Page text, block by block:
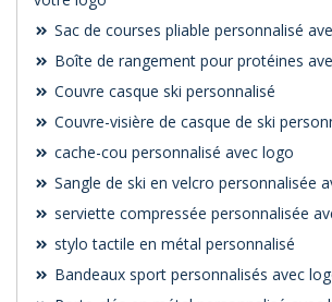
Sac de courses pliable personnalisé
Boîte de rangement pour protéines
Couvre casque ski personnalisé
Couvre-visière de casque de ski
cache-cou personnalisé avec logo
Sangle de ski en velcro personnalisée
serviette compressée personnalisée
stylo tactile en métal personnalisé
Bandeaux sport personnalisés avec